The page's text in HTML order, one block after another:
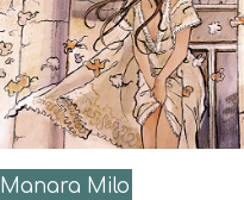
Manara Milo